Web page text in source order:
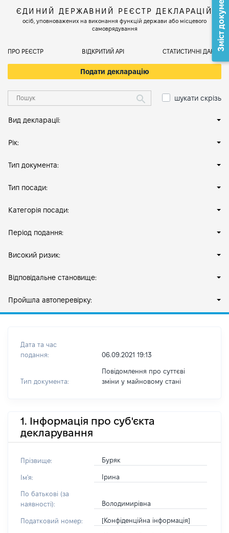
ЄДИНИЙ ДЕРЖАВНИЙ РЕЄСТР ДЕКЛАРАЦІЙ
осіб, уповноважених на виконання функцій держави або місцевого
самоврядування
ПРО РЕЄСТР ВІДКРИТИЙ АРІ СТАТИСТИЧНІ ДАНІ
Подати декларацію
шукати скрізь
Вид декларації:
Рік:
Тип документа:
Тип посади:
Категорія посади:
Період подання:
Високий ризик:
Відповідальне становище:
Пройшла автоперевірку:
Дата та час
подання:
06.09.2021 19:13
Тип документа:
Повідомлення про суттєві
зміни y майновому стані
1. Інформація про суб'єкта
декларування
Прізвище: Буряк
Ім'я: Ірина
По батькові (за
наявності):
Володимирівна
Податковий номер: [Конфіденційна інформація]
Зміст документа